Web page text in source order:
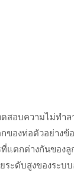
สอบความไม่ทำ
ของท่อตัวอย่างข้
แตกต่างกันของลู
ระดับสูงของระ